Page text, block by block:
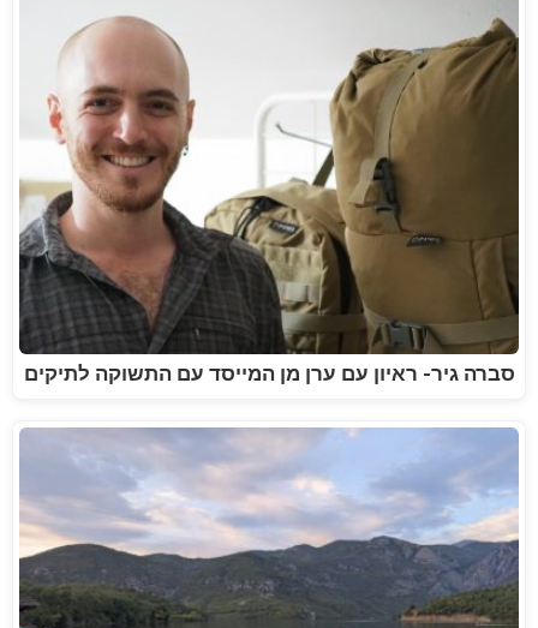
סברה גיר- ראיון עם ערן מן המייסד עם התשוקה לתיקים